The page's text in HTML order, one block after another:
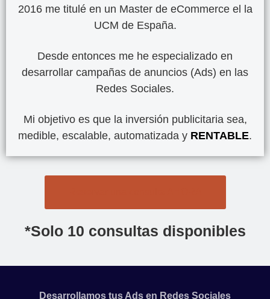
2016 me titulé en un Master de eCommerce el la
UCM de España.
Desde entonces me he especializado en
desarrollar campañas de anuncios (Ads) en las
Redes Sociales.
Mi objetivo es que la inversión publicitaria sea,
medible, escalable, automatizada y RENTABLE.
*Solo 10 consultas disponibles
Desarrollamos tus Ads en Redes Sociales